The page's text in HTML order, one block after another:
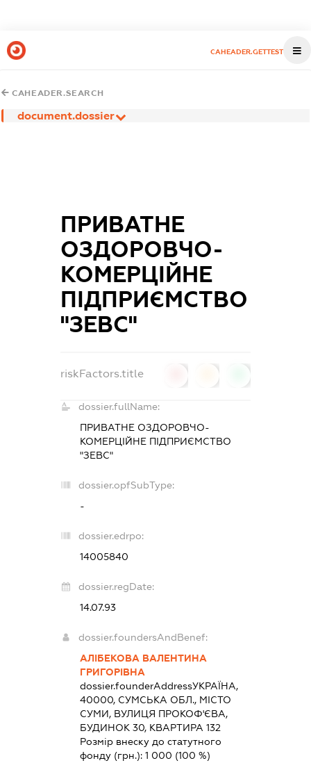
CAHEADER.GETTEST
CAHEADER.SEARCH
document.dossier
ПРИВАТНЕ
ОЗДОРОВЧО-
КОМЕРЦІЙНЕ
ПІДПРИЄМСТВО
"ЗЕВС"
riskFactors.title
dossier.fullName:
ПРИВАТНЕ ОЗДОРОВЧО-
КОМЕРЦІЙНЕ ПІДПРИЄМСТВО
"ЗЕВС"
dossier.opfSubType:
-
dossier.edrpo:
14005840
dossier.regDate:
14.07.93
dossier.foundersAndBenef:
АЛІБЕКОВА ВАЛЕНТИНА
ГРИГОРІВНА
dossier.founderAddressУКРАЇНА,
40000, СУМСЬКА ОБЛ., МІСТО
СУМИ, ВУЛИЦЯ ПРОКОФ'ЄВА,
БУДИНОК 30, КВАРТИРА 132
Розмір внеску до статутного
фонду (грн.):1 000 (100 %)